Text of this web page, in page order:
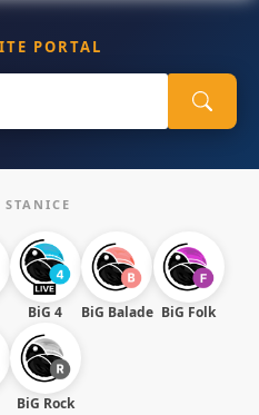
PORTAL
BiG 4 BiG Balade BiG Folk
BiG Rock